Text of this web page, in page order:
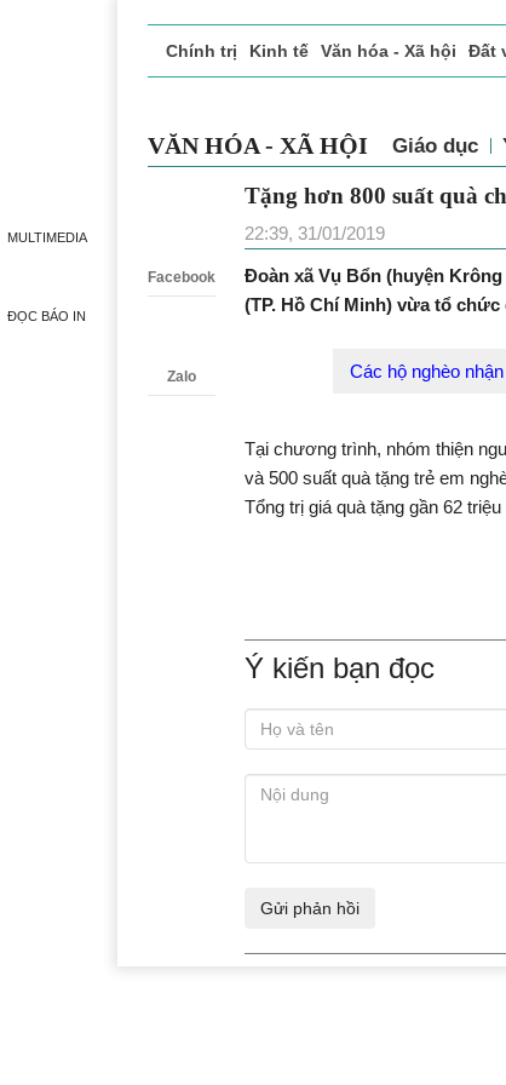
MULTIMEDIA
ĐỌC BÁO IN
Chính trị Kinh tế Văn hóa - Xã hội Đất
VĂN HÓA - XÃ HỘI Giáo dục
Facebook
Zalo
Tặng hơn 800 suất quà
22:39, 31/01/2019
Đoàn xã Vụ Bổn (huyện
(TP. Hồ Chí Minh) vừa tổ
Các hộ nghèo
Tại chương trình, nhóm thiện
và 500 suất quà tặng trẻ em
Tổng trị giá quà tặng gần 62 triệu
Ý kiến bạn đọc